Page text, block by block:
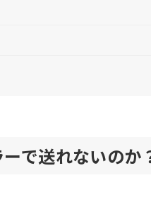
で送れないのか